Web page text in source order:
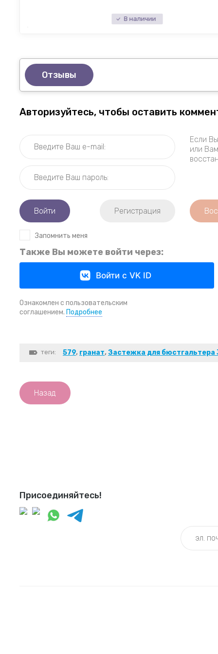
В наличии
Отзывы
Авторизуйтесь, чтобы оставить
Запомнить меня
Войти Регистрация
Если
или
Также Вы можете войти через:
Войти с VK ID
Ознакомлен с пользовательским
соглашением. Подробнее
теги: 579, гранат, Застежка для бюстгальтера
Назад
Присоединяйтесь!